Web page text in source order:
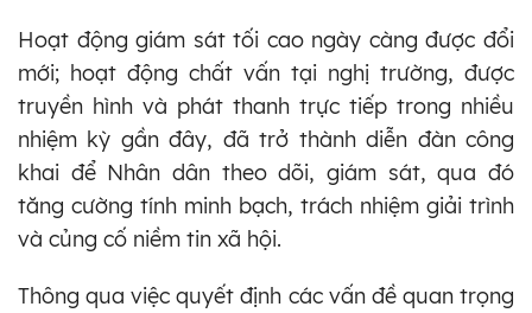
Hoạt động giám sát tối cao ngày càng được đổi
mới; hoạt động chất vấn tại nghị trường, được
truyền hình và phát thanh trực tiếp trong nhiều
nhiệm kỳ gần đây, đã trở thành diễn đàn công
khai để Nhân dân theo dõi, giám sát, qua đó
tăng cường tính minh bạch, trách nhiệm giải trình
và củng cố niềm tin xã hội.
Thông qua việc quyết định các vấn đề quan trọng